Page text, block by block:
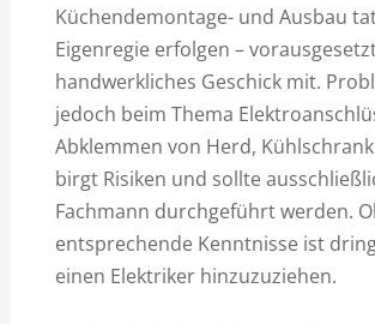
Küchendemontage- und Ausbau
Eigenregie erfolgen –
handwerkliches Geschick mit.
jedoch beim Thema
Abklemmen von Herd,
birgt Risiken und sollte
Fachmann durchgeführt werden.
entsprechende Kenntnisse ist
einen Elektriker hinzuzuziehen.